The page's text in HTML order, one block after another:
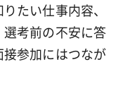
たい仕事内容、
考前の不安に答
参加にはつなが